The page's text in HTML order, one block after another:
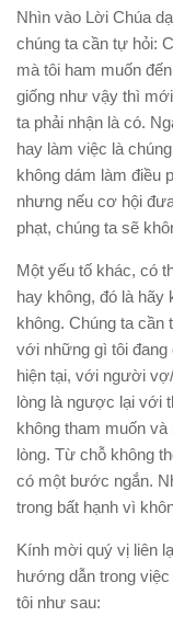
Nhìn vào Lời Chúa
chúng ta cần tự hỏi:
mà tôi ham muốn
giống như vậy thì
ta phải nhận là có.
hay làm việc là
không dám làm điều
nhưng nếu cơ hội
phạt, chúng ta sẽ
Một yếu tố khác, có
hay không, đó là hãy
không. Chúng ta cần
với những gì tôi đang
hiện tại, với người
lòng là ngược lại với
không tham muốn
lòng. Từ chỗ không
có một bước ngắn.
trong bất hạnh vì
Kính mời quý vị liên
hướng dẫn trong
tôi như sau: